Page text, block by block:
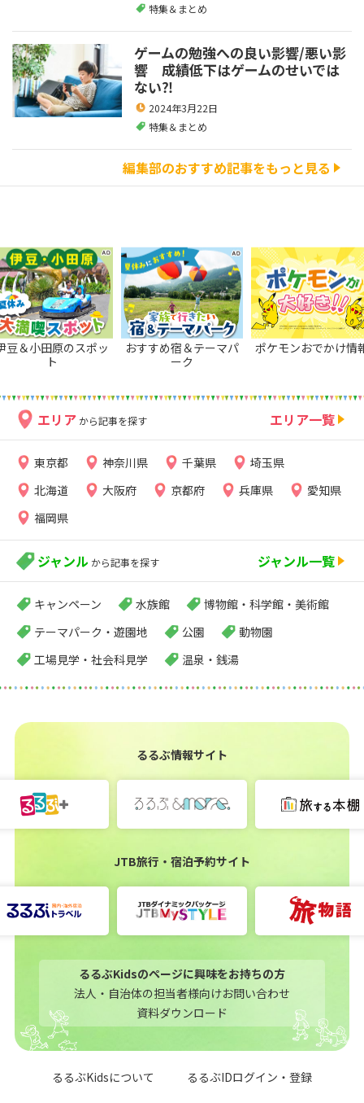
特集＆まとめ
ゲームの勉強への良い影響/悪い影
響 成績低下はゲームのせいでは
ない⁈
2024年3月22日
特集＆まとめ
編集部のおすすめ記事をもっと見る
豆＆小田原のスポッ
ト
おすすめ宿＆テーマパ
ーク
ポケモンおでかけ情
エリア から記事を探す エリア一覧
東京都 神奈川県 千葉県
埼玉県
北海道
大阪府 京都府 兵庫県
愛知県
福岡県
ジャンル から記事を探す ジャンル一覧
キャンペーン 水族館
博物館・科学館・美術館
テーマパーク・遊園地
公園
動物園
工場見学・社会科見学
温泉・銭湯
るるぶ情報サイト
JTB旅行・宿泊予約サイト
るるぶKidsのページに興味をお持ちの方
法人・自治体の担当者様向けお問い合わせ
資料ダウンロード
るるぶKidsについて るるぶIDログイン・登録